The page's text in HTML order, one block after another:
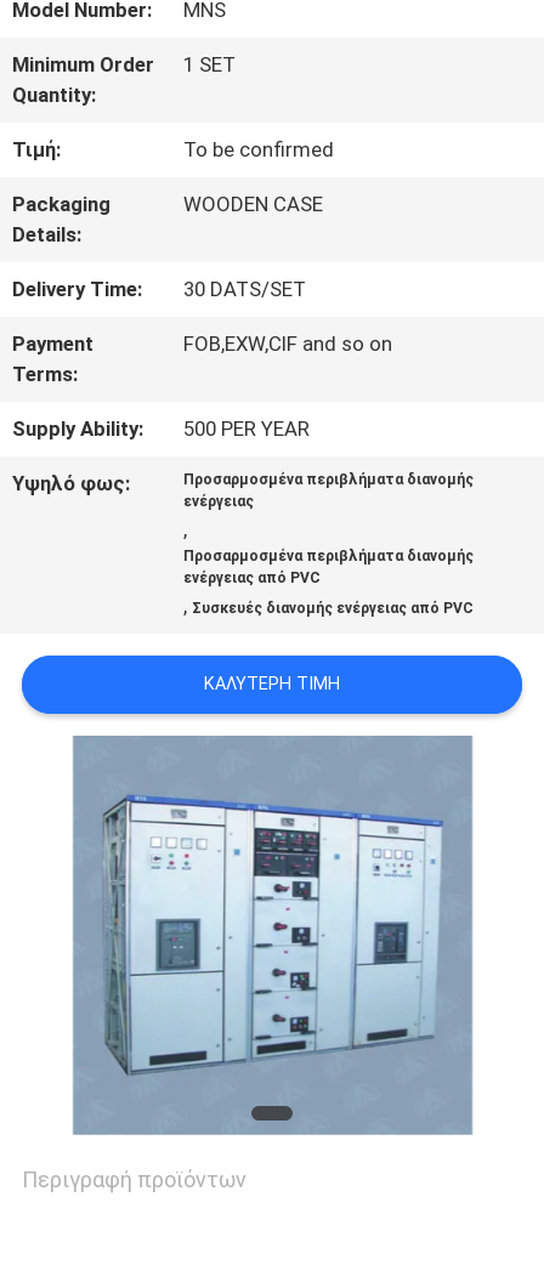
ΕΡΓΟΣΤΑΣΊΩΝ
ΠΟΙΟΤΙΚΌΣ
ΈΛΕΓΧΟΣ
ΜΑΣ
ΕΛΆΤΕ
ΣΕ
ΜΕ
ΑΠΌΣΠΑΣΜΑ
SITEMAP
PRIVACY
POLICY
Model Number: MNS
Minimum Order
Quantity:
1 SET
Τιμή: To be confirmed
Packaging
Details:
WOODEN CASE
Delivery Time: 30 DATS/SET
Payment
Terms:
FOB,EXW,CIF and so on
Supply Ability: 500 PER YEAR
Υψηλό φως:
Προσαρμοσμένα περιβλήματα διανομής
ενέργειας
,
Προσαρμοσμένα περιβλήματα διανομής
ενέργειας από PVC
, Συσκευές διανομής ενέργειας από PVC
ΚΑΛΎΤΕΡΗ ΤΙΜΉ
Περιγραφή προϊόντων